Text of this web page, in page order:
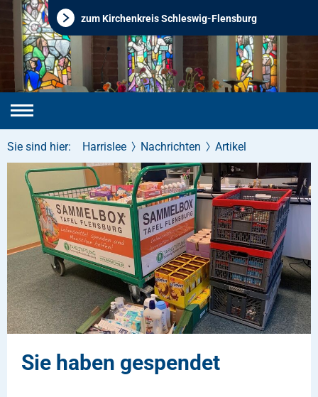
zum Kirchenkreis Schleswig-Flensburg
Sie sind hier: Harrislee Nachrichten Artikel
Sie haben gespendet